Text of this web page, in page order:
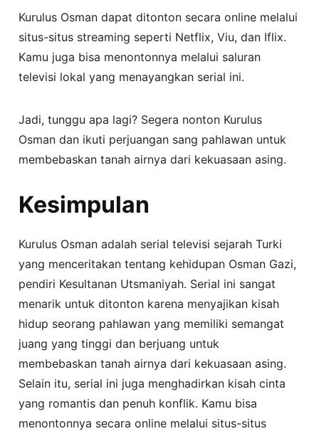
Kurulus Osman dapat ditonton secara online melalui
situs-situs streaming seperti Netflix, Viu, dan Iflix.
Kamu juga bisa menontonnya melalui saluran
televisi lokal yang menayangkan serial ini.
Jadi, tunggu apa lagi? Segera nonton Kurulus
Osman dan ikuti perjuangan sang pahlawan untuk
membebaskan tanah airnya dari kekuasaan asing.
Kesimpulan
Kurulus Osman adalah serial televisi sejarah Turki
yang menceritakan tentang kehidupan Osman Gazi,
pendiri Kesultanan Utsmaniyah. Serial ini sangat
menarik untuk ditonton karena menyajikan kisah
hidup seorang pahlawan yang memiliki semangat
juang yang tinggi dan berjuang untuk
membebaskan tanah airnya dari kekuasaan asing.
Selain itu, serial ini juga menghadirkan kisah cinta
yang romantis dan penuh konflik. Kamu bisa
menontonnya secara online melalui situs-situs